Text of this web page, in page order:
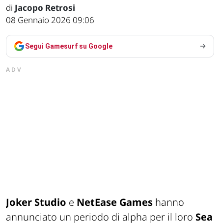
di Jacopo Retrosi
08 Gennaio 2026 09:06
Segui Gamesurf su Google
ADV
Joker Studio e NetEase Games hanno
annunciato un periodo di alpha per il loro Sea